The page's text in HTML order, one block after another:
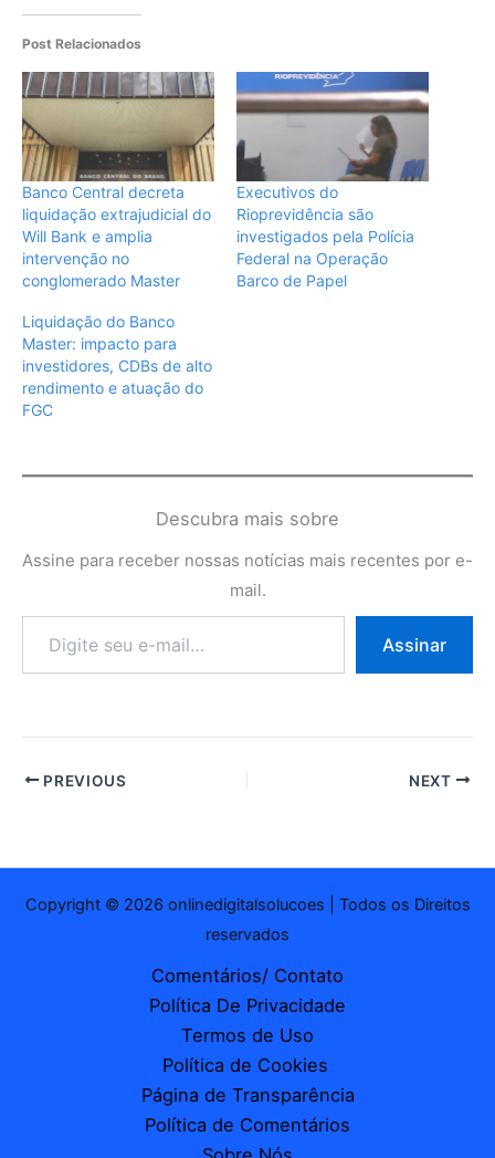
Post Relacionados
Banco Central decreta
liquidação extrajudicial do
Will Bank e amplia
intervenção no
conglomerado Master
Executivos do
Rioprevidência são
investigados pela Polícia
Federal na Operação
Barco de Papel
Liquidação do Banco
Master: impacto para
investidores, CDBs de alto
rendimento e atuação do
FGC
Descubra mais sobre
Assine para receber nossas notícias mais recentes por e-
mail.
e-
Assinar
PREVIOUS NEXT
Copyright © 2026 onlinedigitalsolucoes | Todos os Direitos
reservados
Comentários/ Contato
Política De Privacidade
Termos de Uso
Política de Cookies
Página de Transparência
Política de Comentários